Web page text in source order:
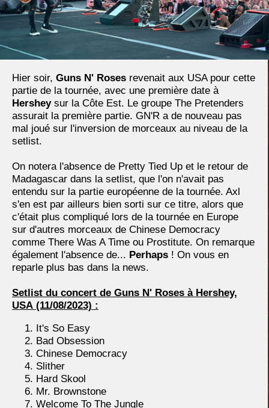
Hier soir, Guns N' Roses revenait aux USA pour cette
partie de la tournée, avec une première date à
Hersheysur la Côte Est. Le groupe The Pretenders
assurait la première partie. GN'R a de nouveau pas
mal joué sur l'inversion de morceaux au niveau de la
setlist.
On notera l'absence de Pretty Tied Up et le retour de
Madagascar dans la setlist, que l'on n'avait pas
entendu sur la partie européenne de la tournée. Axl
s'en est par ailleurs bien sorti sur ce titre, alors que
c'était plus compliqué lors de la tournée en Europe
sur d'autres morceaux de Chinese Democracy
comme There Was A Time ou Prostitute. On remarque
également l'absence de... Perhaps ! On vous en
reparle plus bas dans la news.
Setlist du concert de Guns N' Roses à Hershey,
USA (11/08/2023) :
It's So Easy
Bad Obsession
Chinese Democracy
Slither
Hard Skool
Mr. Brownstone
Welcome To The Jungle